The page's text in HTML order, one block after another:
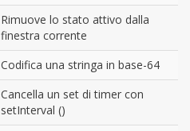
Rimuove lo stato attivo dalla
finestra corrente
Codifica una stringa in base-64
Cancella un set di timer con
setInterval ()